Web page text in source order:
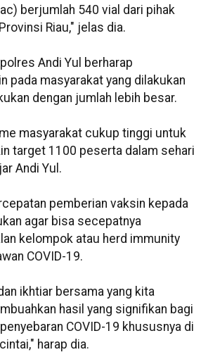
berjumlah 540 vial dari pihak
Riau," jelas dia.
Andi Yul berharap
pada masyarakat yang dilakukan
dengan jumlah lebih besar.
masyarakat cukup tinggi untuk
target 1100 peserta dalam sehari
Andi Yul.
pemberian vaksin kepada
agar bisa secepatnya
kelompok atau herd immunity
COVID-19.
ikhtiar bersama yang kita
hasil yang signifikan bagi
COVID-19 khususnya di
harap dia.